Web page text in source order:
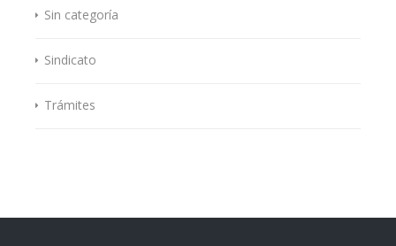
Sin categoría
Sindicato
Trámites